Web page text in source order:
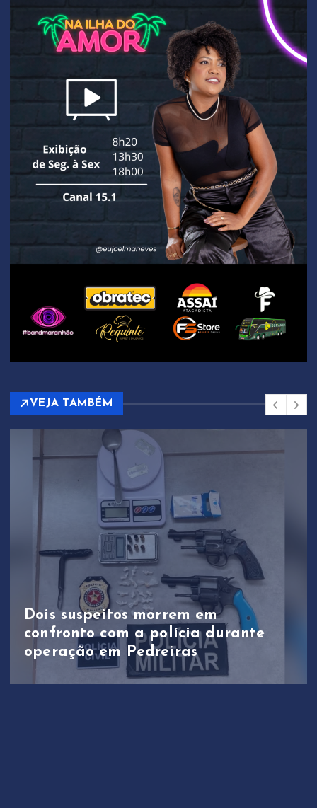
VEJA TAMBÉM
Dois suspeitos morrem em
confronto com a polícia durante
operação em Pedreiras